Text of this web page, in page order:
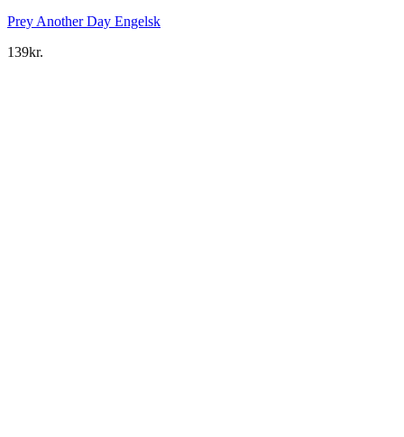
Prey Another Day Engelsk
139kr.